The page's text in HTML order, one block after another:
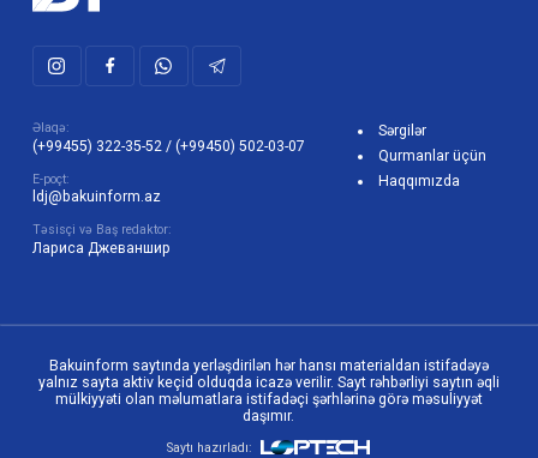
Əlaqə:
(+99455) 322-35-52 / (+99450) 502-03-07
E-poçt:
ldj@bakuinform.az
Təsisçi və Baş redaktor:
Лариса Джеваншир
Sərgilər
Qurmanlar üçün
Haqqımızda
Bakuinform saytında yerləşdirilən hər hansı materialdan istifadəyə
yalnız sayta aktiv keçid olduqda icazə verilir. Sayt rəhbərliyi saytın əqli
mülkiyyəti olan məlumatlara istifadəçi şərhlərinə görə məsuliyyət
daşımır.
Saytı hazırladı: